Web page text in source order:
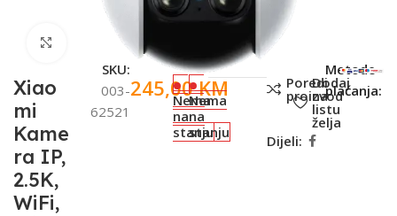
Click to enlarge
Xiao
mi
Kame
ra IP,
2.5K,
WiFi,
SKU:
003-
62521
245,00KM
Nema
na
stanju
Nema
na
stanju
Poredi
proizvod
Dodaj
na
listu
želja
Dijeli:
Metode
plaćanja: